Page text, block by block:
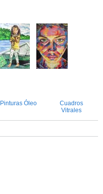
Pinturas Óleo
Cuadros
Vitrales